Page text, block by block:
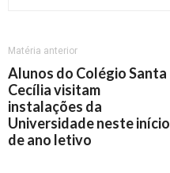
Matéria anterior
Alunos do Colégio Santa
Cecília visitam
instalações da
Universidade neste início
de ano letivo